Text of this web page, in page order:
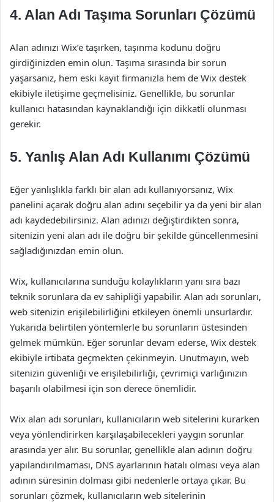
4. Alan Adı Taşıma Sorunları Çözümü
Alan adınızı Wix’e taşırken, taşınma kodunu doğru
girdiğinizden emin olun. Taşıma sırasında bir sorun
yaşarsanız, hem eski kayıt firmanızla hem de Wix destek
ekibiyle iletişime geçmelisiniz. Genellikle, bu sorunlar
kullanıcı hatasından kaynaklandığı için dikkatli olunması
gerekir.
5. Yanlış Alan Adı Kullanımı Çözümü
Eğer yanlışlıkla farklı bir alan adı kullanıyorsanız, Wix
panelini açarak doğru alan adını seçebilir ya da yeni bir alan
adı kaydedebilirsiniz. Alan adınızı değiştirdikten sonra,
sitenizin yeni alan adı ile doğru bir şekilde güncellenmesini
sağladığınızdan emin olun.
Wix, kullanıcılarına sunduğu kolaylıkların yanı sıra bazı
teknik sorunlara da ev sahipliği yapabilir. Alan adı sorunları,
web sitenizin erişilebilirliğini etkileyen önemli unsurlardır.
Yukarıda belirtilen yöntemlerle bu sorunların üstesinden
gelmek mümkün. Eğer sorunlar devam ederse, Wix destek
ekibiyle irtibata geçmekten çekinmeyin. Unutmayın, web
sitenizin güvenliği ve erişilebilirliği, çevrimiçi varlığınızın
başarılı olabilmesi için son derece önemlidir.
Wix alan adı sorunları, kullanıcıların web sitelerini kurarken
veya yönlendirirken karşılaşabilecekleri yaygın sorunlar
arasında yer alır. Bu sorunlar, genellikle alan adının doğru
yapılandırılmaması, DNS ayarlarının hatalı olması veya alan
adının süresinin dolması gibi nedenlerle ortaya çıkar. Bu
sorunları çözmek, kullanıcıların web sitelerinin